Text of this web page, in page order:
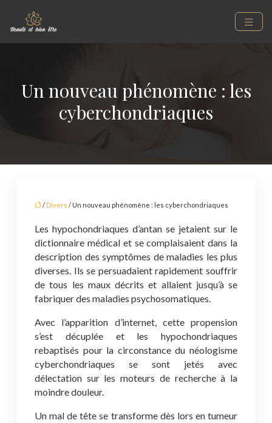
Un nouveau phénomène : les
cyberchondriaques
/ Divers / Un nouveau phénomène : les cyberchondriaques
Les hypochondriaques d’antan se jetaient sur le
dictionnaire médical et se complaisaient dans la
description des symptômes de maladies les plus
diverses. Ils se persuadaient rapidement souffrir
de tous les maux décrits et allaient jusqu’à se
fabriquer des maladies psychosomatiques.
Avec l’apparition d’internet, cette propension
s’est décuplée et les hypochondriaques
rebaptisés pour la circonstance du néologisme
cyberchondriaques se sont jetés avec
délectation sur les moteurs de recherche à la
moindre douleur.
Un mal de tête se transforme dès lors en tumeur